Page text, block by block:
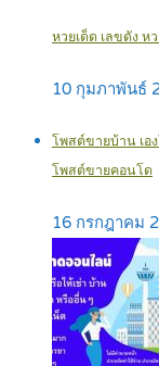
หวยเด็ด เลขดัง
10 กุมภาพันธ์
โพสต์ขายบ้าน เอ
โพสต์ขายคอนโด
16 กรกฎาคม